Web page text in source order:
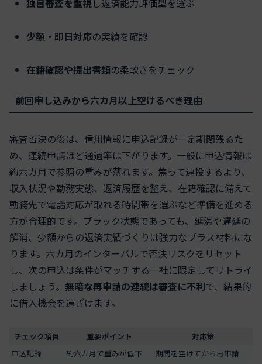
独自審査を重視し返済能力評価型を選ぶ
少額・即日対応の実績を確認
在籍確認や提出書類の柔軟さをチェック
前回申し込みから六カ月以上空けるべき理由
審査否決の後は、信用情報に申込記録が一定期間残るた
め、連続申請ほど通過率は下がります。一般に申込情報は
約六カ月で参照の重みが薄れます。焦って連投するより、
収入状況や勤務実態、返済履歴を整え、在籍確認に備えて
勤務先で電話対応が取れる時間帯を選ぶなど準備を進める
方が合理的です。ブラック状態であっても、延滞や遅延の
解消、少額からの返済実績づくりは強力なプラス材料にな
ります。六カ月のインターバルで否決リスクをリセット
し、次の申込は条件がマッチする一社に限定してリトライ
しましょう。 無暗な再申請の連続は審査に不利で、結果的
に借入機会を遠ざけます。
チェック項目 重要ポイント
対応策
申込記録
約六カ月で重みが低下
期間を空けてから再申請